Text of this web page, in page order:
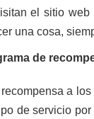
el sitio
una cosa,
de
a
de servicio